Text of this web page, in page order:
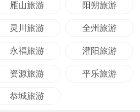
雁山旅游 阳朔旅游
灵川旅游 全州旅游
永福旅游 灌阳旅游
资源旅游 平乐旅游
恭城旅游